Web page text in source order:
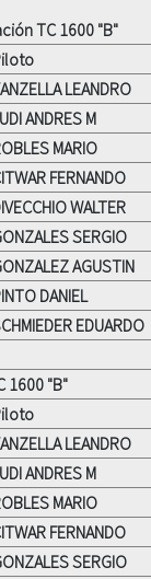
TC 1600 "B"
LEANDRO
ANDRES M
MARIO
FERNANDO
WALTER
SERGIO
AGUSTIN
DANIEL
EDUARDO
1600 "B"
LEANDRO
ANDRES M
MARIO
FERNANDO
SERGIO